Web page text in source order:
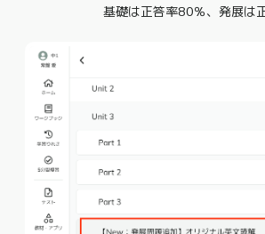
基礎は​正答率80％、​発展は​